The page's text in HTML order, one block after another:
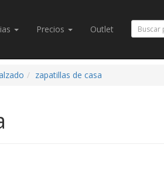
Precios Outlet
zapatillas de casa